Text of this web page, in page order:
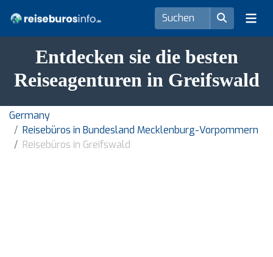
Entdecken sie die besten
Reiseagenturen in Greifswald
Germany
Reisebüros in Bundesland Mecklenburg-Vorpommern
Reisebüros in Greifswald